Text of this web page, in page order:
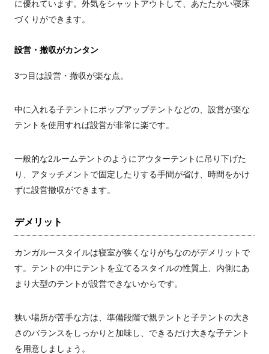
に優れています。外気をシャットアウトして、あたたかい寝床
づくりができます。
設営・撤収がカンタン
3つ目は設営・撤収が楽な点。
中に入れる子テントにポップアップテントなどの、設営が楽な
テントを使用すれば設営が非常に楽です。
一般的な2ルームテントのようにアウターテントに吊り下げた
り、アタッチメントで固定したりする手間が省け、時間をかけ
ずに設営撤収ができます。
デメリット
カンガルースタイルは寝室が狭くなりがちなのがデメリットで
す。テントの中にテントを立てるスタイルの性質上、内側にあ
まり大型のテントが設営できないからです。
狭い場所が苦手な方は、準備段階で親テントと子テントの大き
さのバランスをしっかりと加味し、できるだけ大きな子テント
を用意しましょう。